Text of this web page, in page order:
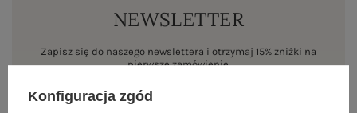
NEWSLETTER
Zapisz się do naszego newslettera i otrzymaj 15% zniżki na
pierwsze zamówienie
Konfiguracja zgód